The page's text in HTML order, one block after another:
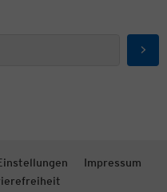
Impressum